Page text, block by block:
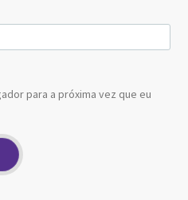
para a próxima vez que eu